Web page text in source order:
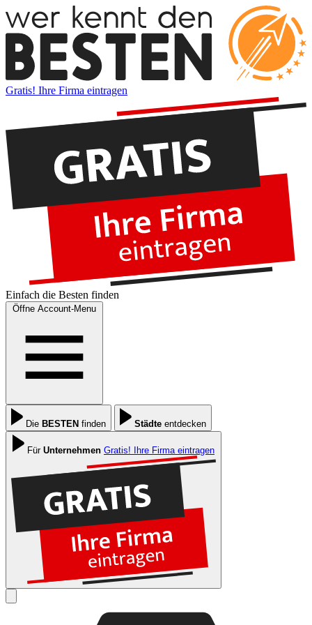
Gratis! Ihre Firma eintragen
Einfach die Besten finden
Öffne Account-Menu
Die BESTEN finden Städte entdecken
Für Unternehmen Gratis! Ihre Firma eintragen